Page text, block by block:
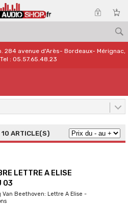
284 avenue d'Arès- Bordeaux- Mérignac,
: 05.57.65.48.23
10 ARTICLE(S)
LETTRE A ELISE
03
Van Beethoven: Lettre A Elise -